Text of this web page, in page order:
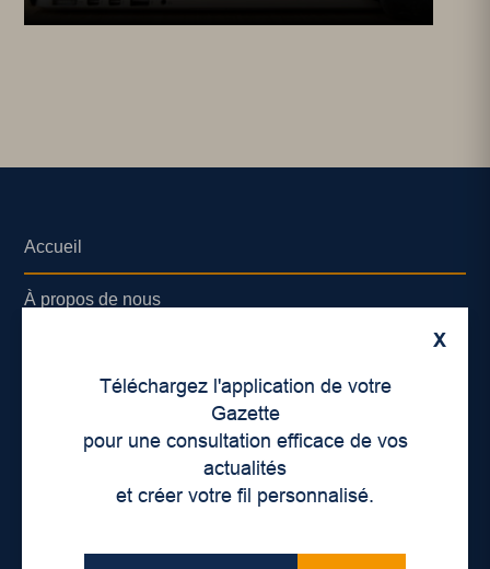
X
Téléchargez l'application de votre
Gazette
pour une consultation efficace de vos
actualités
et créer votre fil personnalisé.
Accueil
À propos de nous
Lieux de distribution